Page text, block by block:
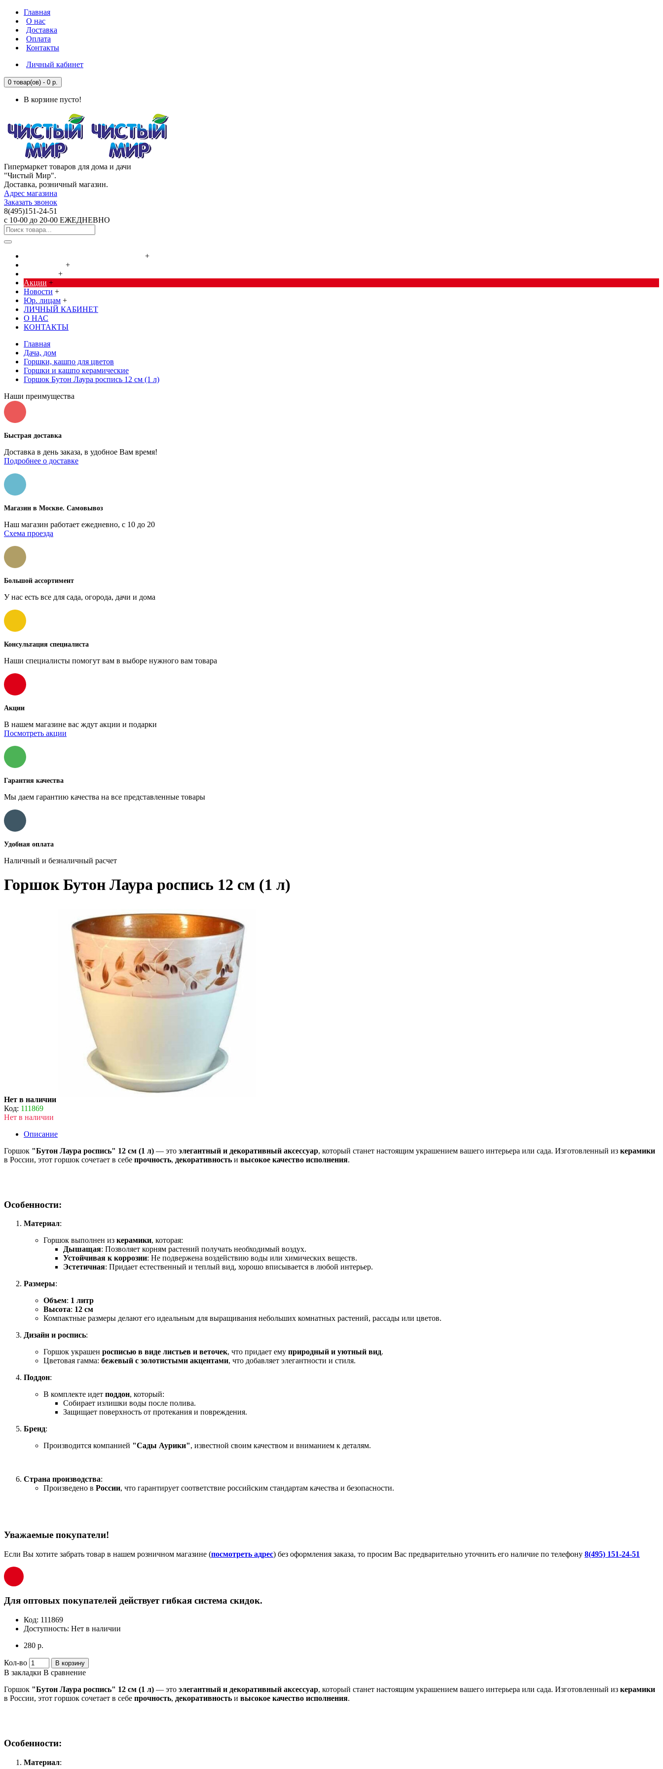
Главная
О нас
Доставка
Оплата
Контакты
Личный кабинет
0 товар(ов) - 0 р.
В корзине пусто!
Гипермаркет товаров для дома и дачи
"Чистый Мир".
Доставка, розничный магазин.
Адрес магазина
Заказать звонок
8(495)151-24-51
с 10-00 до 20-00 ЕЖЕДНЕВНО
+
+
+
Акции +
Новости +
Юр. лицам +
ЛИЧНЫЙ КАБИНЕТ
О НАС
КОНТАКТЫ
Главная
Дача, дом
Горшки, кашпо для цветов
Горшки и кашпо керамические
Горшок Бутон Лаура роспись 12 см (1 л)
Наши преимущества
Быстрая доставка
Доставка в день заказа, в удобное Вам время!
Подробнее о доставке
Магазин в Москве. Самовывоз
Наш магазин работает ежедневно, с 10 до 20
Схема проезда
Большой ассортимент
У нас есть все для сада, огорода, дачи и дома
Консультация специалиста
Наши специалисты помогут вам в выборе нужного вам товара
Акции
В нашем магазине вас ждут акции и подарки
Посмотреть акции
Гарантия качества
Мы даем гарантию качества на все представленные товары
Удобная оплата
Наличный и безналичный расчет
Горшок Бутон Лаура роспись 12 см (1 л)
Нет в наличии
Код: 111869
Нет в наличии
Описание
Горшок "Бутон Лаура роспись" 12 см (1 л) — это элегантный и декоративный аксессуар, который станет настоящим украшением вашего интерьера или сада. Изготовленный из керамики
в России, этот горшок сочетает в себе прочность, декоративность и высокое качество исполнения.
Особенности:
Материал:
Горшок выполнен из керамики, которая:
Дышащая: Позволяет корням растений получать необходимый воздух.
Устойчивая к коррозии: Не подвержена воздействию воды или химических веществ.
Эстетичная: Придает естественный и теплый вид, хорошо вписывается в любой интерьер.
Размеры:
Объем: 1 литр
Высота: 12 см
Компактные размеры делают его идеальным для выращивания небольших комнатных растений, рассады или цветов.
Дизайн и роспись:
Горшок украшен росписью в виде листьев и веточек, что придает ему природный и уютный вид.
Цветовая гамма: бежевый с золотистыми акцентами, что добавляет элегантности и стиля.
Поддон:
В комплекте идет поддон, который:
Собирает излишки воды после полива.
Защищает поверхность от протекания и повреждения.
Бренд:
Производится компанией "Сады Аурики", известной своим качеством и вниманием к деталям.
Страна производства:
Произведено в России, что гарантирует соответствие российским стандартам качества и безопасности.
Уважаемые покупатели!
Если Вы хотите забрать товар в нашем розничном магазине (посмотреть адрес) без оформления заказа, то просим Вас предварительно уточнить его наличие по телефону 8(495) 151-24-51
Для оптовых покупателей действует гибкая система скидок.
Код: 111869
Доступность: Нет в наличии
280 р.
Кол-во В корзину
В закладки В сравнение
Горшок "Бутон Лаура роспись" 12 см (1 л) — это элегантный и декоративный аксессуар, который станет настоящим украшением вашего интерьера или сада. Изготовленный из керамики
в России, этот горшок сочетает в себе прочность, декоративность и высокое качество исполнения.
Особенности:
Материал: